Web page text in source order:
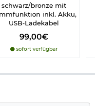
Lithium-Ion (fest
schwarz/bronze mit
inkl. Akku,
USB-Ladekabel
99,00€
sofort verfügbar